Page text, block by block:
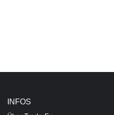
INFOS